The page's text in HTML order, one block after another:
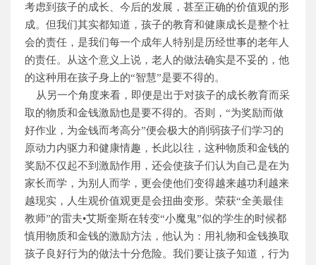
考虑到孩子的成长、今后的发展，甚至正确的价值观的形
成。但我们其实都知道，孩子的教育和健康成长是整个社
会的责任，是我们每一个成年人特别是历经世事的老年人
的责任。从这个意义上说，老人的做法确实是不妥的，他
的这种用在孩子身上的“智慧”是要不得的。
从另一个角度来看，即便是出于对孩子的成长教育而采
取的物质和金钱激励也是要不得的。否则，“为奖励而做
好作业，为金钱而考高分”便会极大的削弱孩子们学习的
原动力内驱力和健康情趣，长此以往，这种物质和金钱的
奖励不仅起不到激励作用，还会使孩子们认为自己是在为
家长而学，为别人而学，更会使他们变得越来越功利越来
越现实，人生观价值观更是会扭曲变形。荣获“全美最佳
教师”的雷夫•艾斯奎斯在转变“小魔鬼”似的学生的时候都
慎用物质和金钱的激励方法，他认为：用礼物和金钱换取
孩子良好行为的做法十分危险。我们要让孩子知道，行为